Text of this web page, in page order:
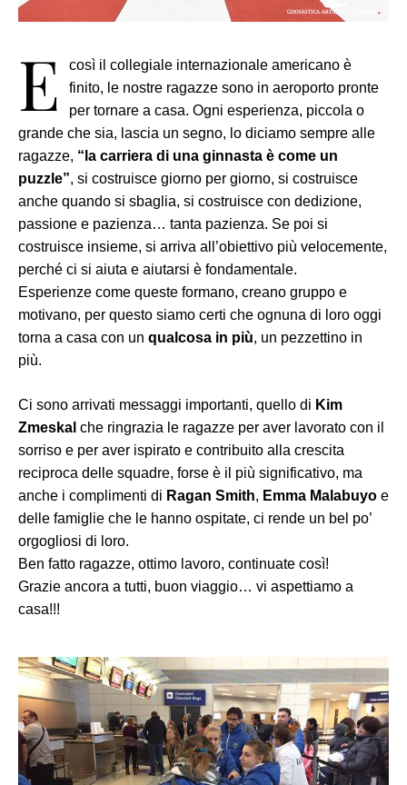
E
così il collegiale internazionale americano è
finito, le nostre ragazze sono in aeroporto pronte
per tornare a casa. Ogni esperienza, piccola o
grande che sia, lascia un segno, lo diciamo sempre alle
ragazze, “la carriera di una ginnasta è come un
puzzle”, si costruisce giorno per giorno, si costruisce
anche quando si sbaglia, si costruisce con dedizione,
passione e pazienza… tanta pazienza. Se poi si
costruisce insieme, si arriva all’obiettivo più velocemente,
perché ci si aiuta e aiutarsi è fondamentale.
Esperienze come queste formano, creano gruppo e
motivano, per questo siamo certi che ognuna di loro oggi
torna a casa con un qualcosa in più, un pezzettino in
più.
Ci sono arrivati messaggi importanti, quello di Kim
Zmeskal che ringrazia le ragazze per aver lavorato con il
sorriso e per aver ispirato e contribuito alla crescita
reciproca delle squadre, forse è il più significativo, ma
anche i complimenti di Ragan Smith, Emma Malabuyo e
delle famiglie che le hanno ospitate, ci rende un bel po’
orgogliosi di loro.
Ben fatto ragazze, ottimo lavoro, continuate così!
Grazie ancora a tutti, buon viaggio… vi aspettiamo a
casa!!!